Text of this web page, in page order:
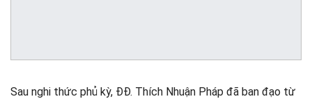
Sau nghi thức phủ kỳ, ĐĐ. Thích Nhuận Pháp đã ban đạo từ